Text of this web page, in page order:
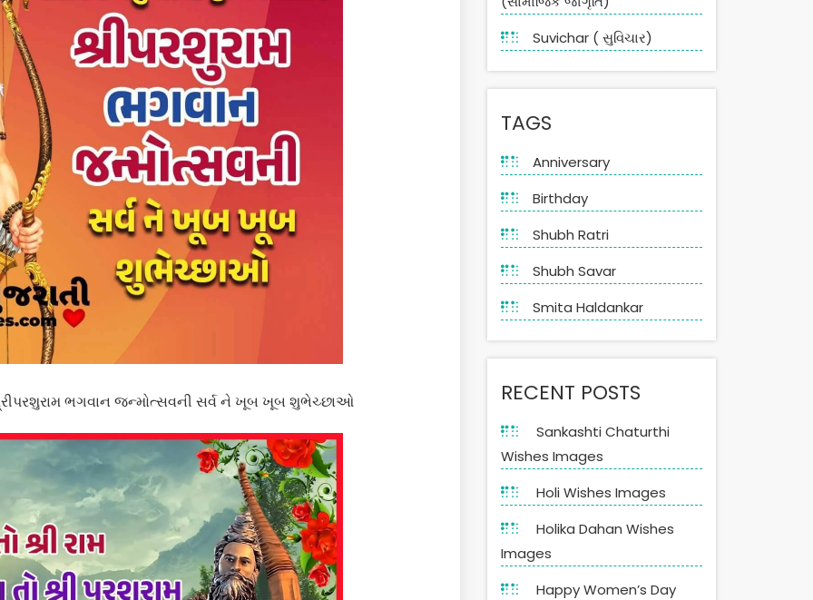
ભગવાન જન્મોત્સવની સર્વ ને ખૂબ ખૂબ શુભેચ્છાઓ
Suvichar ( સુવિચાર)
TAGS
Anniversary
Birthday
Shubh Ratri
Shubh Savar
Smita Haldankar
RECENT POSTS
Sankashti Chaturthi
Wishes Images
Holi Wishes Images
Holika Dahan Wishes
Images
Happy Women’s Day